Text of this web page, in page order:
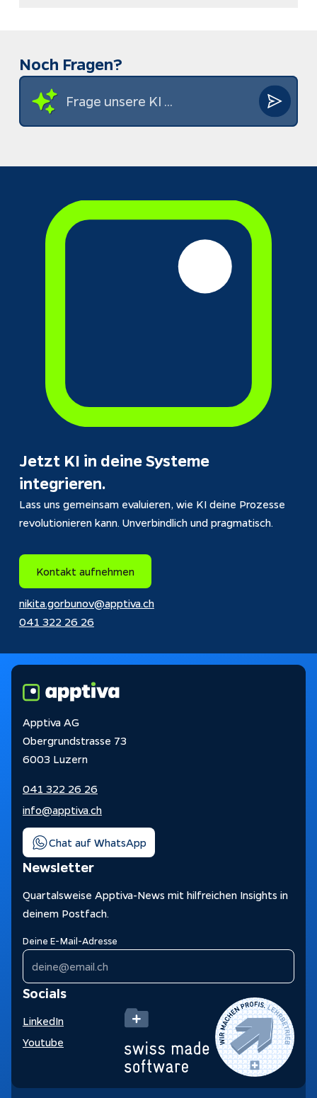
Noch Fragen?
Jetzt KI in deine Systeme
integrieren.
Lass uns gemeinsam evaluieren, wie KI deine Prozesse
revolutionieren kann. Unverbindlich und pragmatisch.
Kontakt aufnehmen
nikita.gorbunov@apptiva.ch
041 322 26 26
Apptiva AG
Obergrundstrasse 73
6003 Luzern
041 322 26 26
info@apptiva.ch
Chat auf WhatsApp
Newsletter
Quartalsweise Apptiva-News mit hilfreichen Insights in
deinem Postfach.
Deine E-Mail-Adresse
Socials
LinkedIn
Youtube